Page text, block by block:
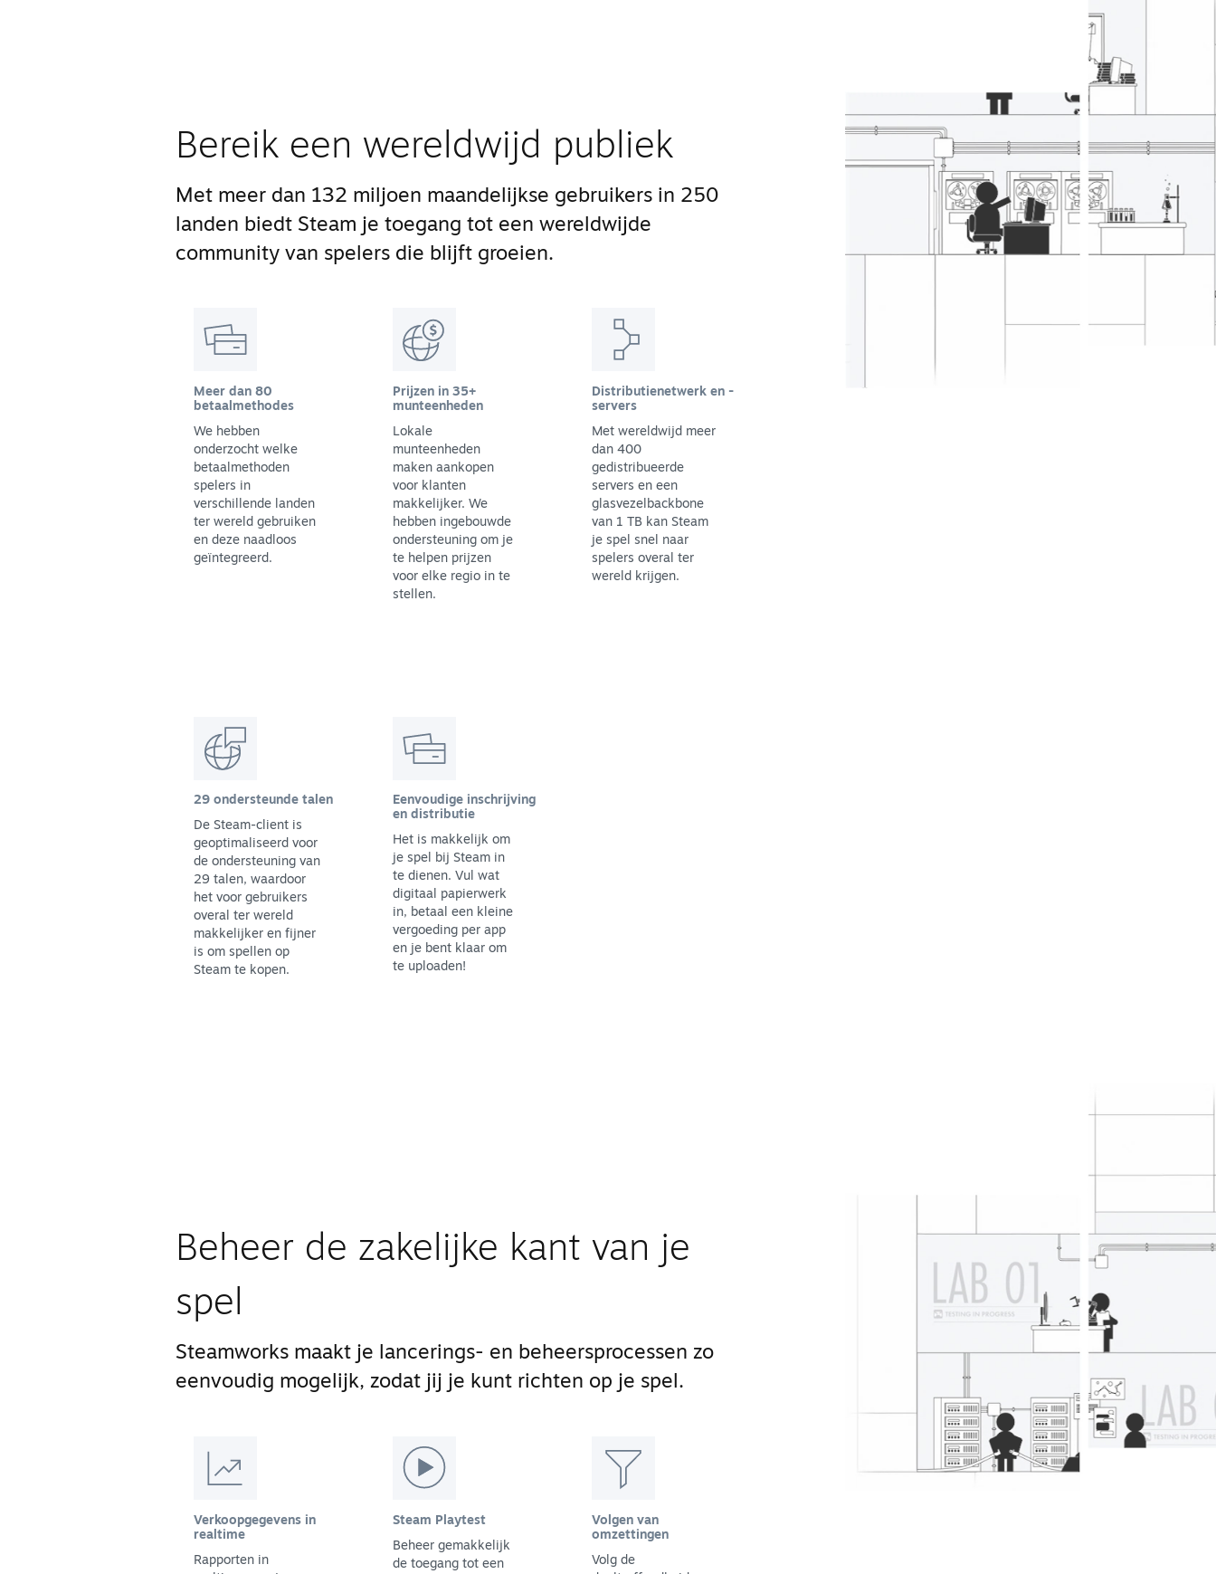
Bereik een wereldwijd publiek
Met meer dan 132 miljoen maandelijkse gebruikers in 250
landen biedt Steam je toegang tot een wereldwijde
community van spelers die blijft groeien.
Meer dan 80
betaalmethodes
We hebben
onderzocht welke
betaalmethoden
spelers in
verschillende landen
ter wereld gebruiken
en deze naadloos
geïntegreerd.
Prijzen in 35+
munteenheden
Lokale
munteenheden
maken aankopen
voor klanten
makkelijker. We
hebben ingebouwde
ondersteuning om je
te helpen prijzen
voor elke regio in te
stellen.
Distributienetwerk en -
servers
Met wereldwijd meer
dan 400
gedistribueerde
servers en een
glasvezelbackbone
van 1 TB kan Steam
je spel snel naar
spelers overal ter
wereld krijgen.
29 ondersteunde talen
De Steam-client is
geoptimaliseerd voor
de ondersteuning van
29 talen, waardoor
het voor gebruikers
overal ter wereld
makkelijker en fijner
is om spellen op
Steam te kopen.
Eenvoudige inschrijving
en distributie
Het is makkelijk om
je spel bij Steam in
te dienen. Vul wat
digitaal papierwerk
in, betaal een kleine
vergoeding per app
en je bent klaar om
te uploaden!
Beheer de zakelijke kant van je
spel
Steamworks maakt je lancerings- en beheersprocessen zo
eenvoudig mogelijk, zodat jij je kunt richten op je spel.
Verkoopgegevens in
realtime
Rapporten in
Steam Playtest
Beheer gemakkelijk
de toegang tot een
Volgen van
omzettingen
Volg de